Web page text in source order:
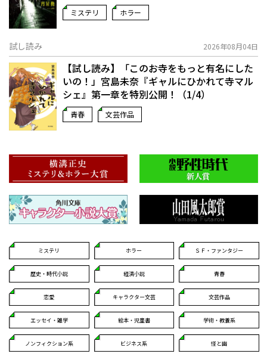
ミステリ ホラー
試し読み 2026年08月04日
【試し読み】「このお寺をもっと有名にした
いの！」宮島未奈『ギャルにひかれて寺マル
シェ』第一章を特別公開！（1/4）
青春 文芸作品
ミステリ ホラー ＳＦ・ファンタジー
歴史・時代小説 経済小説 青春
恋愛 キャラクター文芸 文芸作品
エッセイ・雑学 絵本・児童書 学術・教養系
ノンフィクション系 ビジネス系 怪と幽